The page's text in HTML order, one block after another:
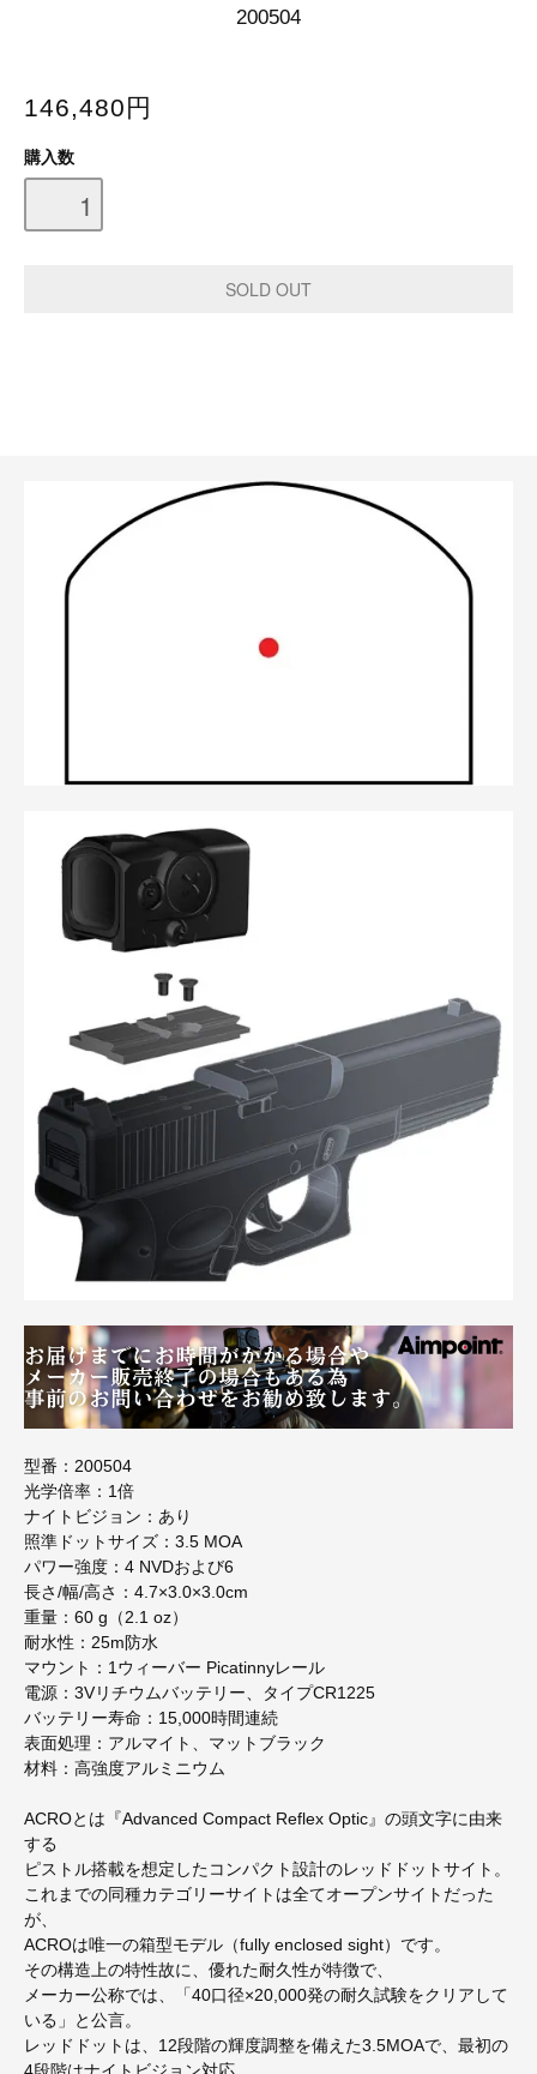
200504
146,480円
購入数
型番：200504
光学倍率：1倍
ナイトビジョン：あり
照準ドットサイズ：3.5 MOA
パワー強度：4 NVDおよび6
長さ/幅/高さ：4.7×3.0×3.0cm
重量：60 g（2.1 oz）
耐水性：25m防水
マウント：1ウィーバー Picatinnyレール
電源：3Vリチウムバッテリー、タイプCR1225
バッテリー寿命：15,000時間連続
表面処理：アルマイト、マットブラック
材料：高強度アルミニウム
ACROとは『Advanced Compact Reflex Optic』の頭文字に由来
する
ピストル搭載を想定したコンパクト設計のレッドドットサイト。
これまでの同種カテゴリーサイトは全てオープンサイトだった
が、
ACROは唯一の箱型モデル（fully enclosed sight）です。
その構造上の特性故に、優れた耐久性が特徴で、
メーカー公称では、「40口径×20,000発の耐久試験をクリアして
いる」と公言。
レッドドットは、12段階の輝度調整を備えた3.5MOAで、最初の